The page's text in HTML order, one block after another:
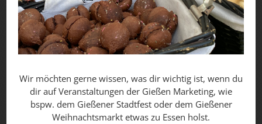
Wir möchten gerne wissen, was dir wichtig ist, wenn du
dir auf Veranstaltungen der Gießen Marketing, wie
bspw. dem Gießener Stadtfest oder dem Gießener
Weihnachtsmarkt etwas zu Essen holst.